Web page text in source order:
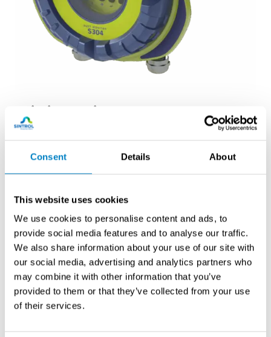
Consent Details About
This website uses cookies
We use cookies to personalise content and ads, to
provide social media features and to analyse our traffic.
We also share information about your use of our site with
our social media, advertising and analytics partners who
may combine it with other information that you’ve
provided to them or that they’ve collected from your use
of their services.
Toimintaperiaate
eristettyä sondia, ne indusoivat siihen sähkövarauksen.
Tämä ilmiö vahvistetaan ja muunnetaan signaaliksi,
koostuu kahdesta osasta:
DC-komponentti, joka syntyy hiukkasten osuessa
anturiin (perinteinen tribosähköinen signaali).
AC-komponentti, joka syntyy sekä hiukkasten
kosketuksesta että niiden kulkiessa sondin läheltä.
Kehittyneiden algoritmien ja signaalinsuodatuksen
ansiostaInductive Electrification